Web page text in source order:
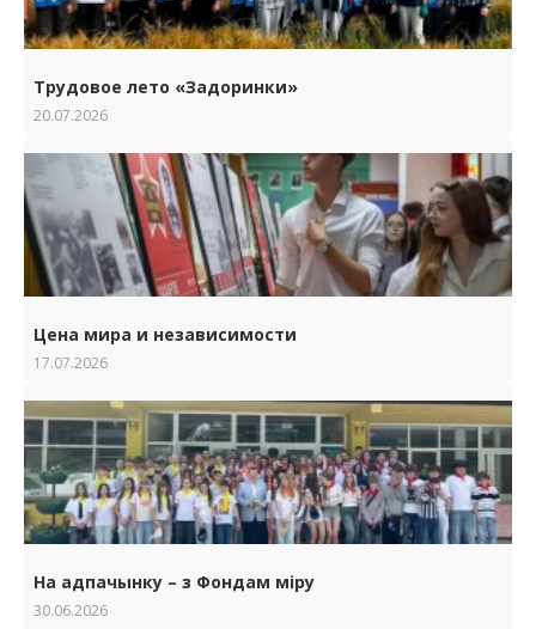
Трудовое лето «Задоринки»
20.07.2026
Цена мира и независимости
17.07.2026
На адпачынку – з Фондам міру
30.06.2026